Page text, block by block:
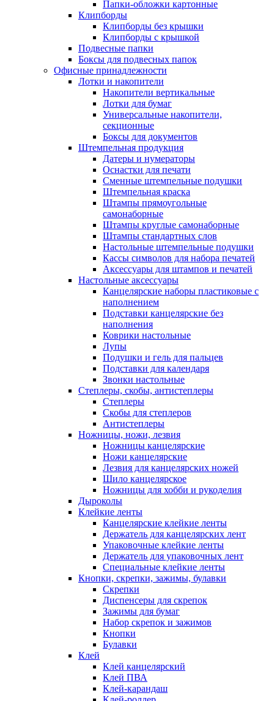
Папки-обложки картонные
Клипборды
Клипборды без крышки
Клипборды с крышкой
Подвесные папки
Боксы для подвесных папок
Офисные принадлежности
Лотки и накопители
Накопители вертикальные
Лотки для бумаг
Универсальные накопители,
секционные
Боксы для документов
Штемпельная продукция
Датеры и нумераторы
Оснастки для печати
Сменные штемпельные подушки
Штемпельная краска
Штампы прямоугольные
самонаборные
Штампы круглые самонаборные
Штампы стандартных слов
Настольные штемпельные подушки
Кассы символов для набора печатей
Аксессуары для штампов и печатей
Настольные аксессуары
Канцелярские наборы пластиковые с
наполнением
Подставки канцелярские без
наполнения
Коврики настольные
Лупы
Подушки и гель для пальцев
Подставки для календаря
Звонки настольные
Степлеры, скобы, антистеплеры
Степлеры
Скобы для степлеров
Антистеплеры
Ножницы, ножи, лезвия
Ножницы канцелярские
Ножи канцелярские
Лезвия для канцелярских ножей
Шило канцелярское
Ножницы для хобби и рукоделия
Дыроколы
Клейкие ленты
Канцелярские клейкие ленты
Держатель для канцелярских лент
Упаковочные клейкие ленты
Держатель для упаковочных лент
Специальные клейкие ленты
Кнопки, скрепки, зажимы, булавки
Скрепки
Диспенсеры для скрепок
Зажимы для бумаг
Набор скрепок и зажимов
Кнопки
Булавки
Клей
Клей канцелярский
Клей ПВА
Клей-карандаш